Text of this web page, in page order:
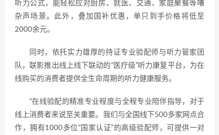
听力公式，能轻松应对厨房、就医、交通、家庭聚餐等嘈
杂声场景。此外，叠加国补优惠，单只到手价格将低至
2000余元。
同时，依托实力雄厚的持证专业验配师与听力管家团
队，联影推出线上线下联动的“医疗级”听力康复平台，为在
线购买的消费者提供全生命周期的听力健康服务。
“在线验配的精准专业程度与全程专业陪伴指导，对于
线上消费者来说至关重要。我们与全国线下500多家网点合
作，拥有1000多位“国家认证”的高级验配师，可提供一对